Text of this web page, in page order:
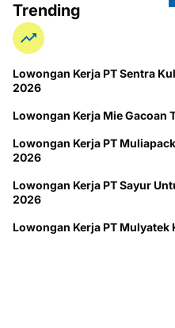
Trending
Lowongan Kerja PT Sentra
2026
Lowongan Kerja Mie Gacoan
Lowongan Kerja PT
2026
Lowongan Kerja PT Sayur
2026
Lowongan Kerja PT Mulyatek